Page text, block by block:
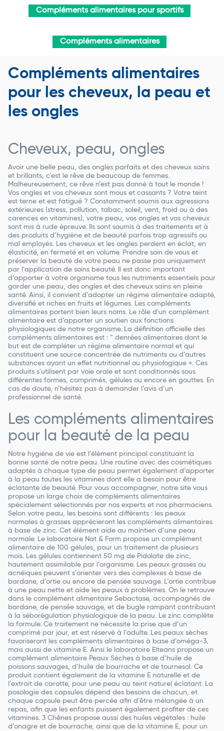
Compléments alimentaires pour sportifs
Compléments alimentaires
Compléments alimentaires
pour les cheveux, la peau et
les ongles
Cheveux, peau, ongles
Avoir une belle peau, des ongles parfaits et des cheveux sains
et brillants, c’est le rêve de beaucoup de femmes.
Malheureusement, ce rêve n’est pas donné à tout le monde !
Vos ongles et vos cheveux sont mous et cassants ? Votre teint
est terne et est fatigué ? Constamment soumis aux agressions
extérieures (stress, pollution, tabac, soleil, vent, froid ou à des
carences en vitamines), votre peau, vos ongles et vos cheveux
sont mis à rude épreuve. Ils sont soumis à des traitements et à
des produits d’hygiène et de beauté parfois trop agressifs ou
mal employés. Les cheveux et les ongles perdent en éclat, en
élasticité, en fermeté et en volume. Prendre soin de vous et
préserver la beauté de votre peau ne passe pas uniquement
par l’application de soins beauté. Il est donc important
d’apporter à votre organisme tous les nutriments essentiels pour
garder une peau, des ongles et des cheveux sains en pleine
santé. Ainsi, il convient d’adopter un régime alimentaire adapté,
diversifié et riches en fruits et légumes. Les compléments
alimentaires portent bien leurs noms. Le rôle d'un complément
alimentaire est d’apporter un soutien aux fonctions
physiologiques de notre organisme. La définition officielle des
compléments alimentaires est : “ denrées alimentaires dont le
but est de compléter un régime alimentaire normal et qui
constituent une source concentrée de nutriments ou d’autres
substances ayant un effet nutritionnel ou physiologique ». Ces
produits s'utilisent par voie orale et sont conditionnés sous
différentes formes, comprimés, gélules ou encore en gouttes. En
cas de doute, n’hésitez pas à demander l’avis d’un
professionnel de santé.
Les compléments alimentaires
pour la beauté de la peau
Notre hygiène de vie est l’élément principal constituant la
bonne santé de notre peau. Une routine avec des cosmétiques
adaptés à chaque type de peau permet également d’apporter
à la peau toutes les vitamines dont elle a besoin pour être
éclatante de beauté. Pour vous accompagner, notre site vous
propose un large choix de compléments alimentaires
spécialement sélectionnés par nos experts et nos pharmaciens.
Selon votre peau, les besoins sont différents : les peaux
normales à grasses apprécieront les compléments alimentaires
à base de zinc. Cet élément aide au maintien d’une peau
normale. Le laboratoire Nat & Form propose un complément
alimentaire de 100 gélules, pour un traitement de plusieurs
mois. Les gélules contiennent 50 mg de Pidolate de zinc,
hautement assimilable par l’organisme. Les peaux grasses ou
acnéiques peuvent s’orienter vers des complexes à base de
bardane, d’ortie ou encore de pensée sauvage. L’ortie contribue
à une peau nette et aide les peaux à problèmes. On le retrouve
dans le complément alimentaire Sebactase, accompagnés de
bardane, de pensée sauvage, et de bugle rampant contribuant
à la séborégulation physiologique de la peau. Le zinc complète
la formule. Ce traitement ne nécessite la prise que d’un
comprimé par jour, et est réservé à l’adulte. Les peaux sèches
favoriseront les compléments alimentaires à base d’oméga-3,
mais aussi de vitamine E. Ainsi le laboratoire Elteans propose un
complément alimentaire Peaux Sèches à base d’huile de
poissons sauvages, d’huile de bourrache et de tournesol. Ce
produit contient également de la vitamine E naturelle et de
l’extrait de carotte, pour une peau au teint naturel éclatant. La
posologie des capsules dépend des besoins de chacun, et
chaque capsule peut être percée afin d’être mélangée à un
repas, afin que les enfants puissent également profiter de ces
vitamines. 3 Chênes propose aussi des huiles végétales : huile
d’onagre et de bourrache, ainsi que de la vitamine E, pour un